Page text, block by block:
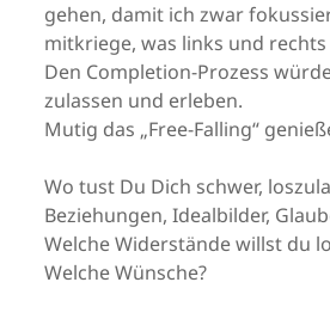
gehen, damit ich zwar
mitkriege, was links und
Den Completion-Prozess
zulassen und erleben.
Mutig das „Free-Falling“
Wo tust Du Dich schwer,
Beziehungen, Idealbilder,
Welche Widerstände willst du
Welche Wünsche?